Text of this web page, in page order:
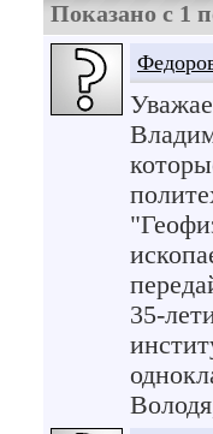
Показано с 1
35-